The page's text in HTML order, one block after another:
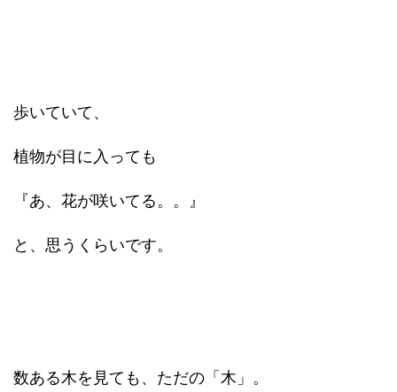
歩いていて、
植物が目に入っても
『あ、花が咲いてる。。』
と、思うくらいです。
数ある木を見ても、ただの「木」。